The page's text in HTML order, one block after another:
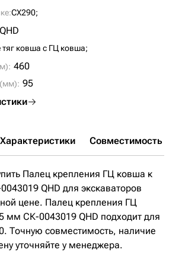
CX290;
QHD
ковша с ГЦ ковша;
460
95
Характеристики Совместимость
Палец крепления ГЦ ковша к
QHD для экскаваторов
цене. Палец крепления ГЦ
мм СК-0043019 QHD подходит для
Точную совместимость, наличие
уточняйте у менеджера.